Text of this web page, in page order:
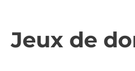
Jeux de